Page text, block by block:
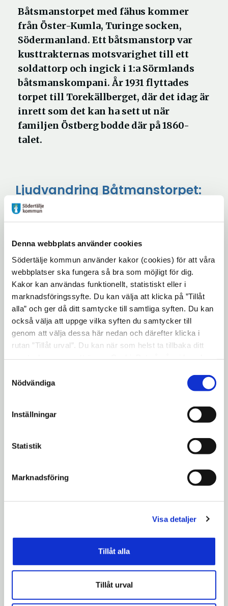
Denna webbplats använder cookies
Södertälje kommun använder kakor (cookies) för att våra
webbplatser ska fungera så bra som möjligt för dig.
Kakor kan användas funktionellt, statistiskt eller i
marknadsföringssyfte. Du kan välja att klicka på ”Tillåt
alla” och ger då ditt samtycke till samtliga syften. Du kan
också välja att uppge vilka syften du samtycker till
genom att välja dessa här nedan och därefter klicka i
rutan ”Tillåt urval”. Du kan när som helst ta tillbaka ditt
"Visa detaljer" kan du läsa om hur kakorna används och
hur vi och våra leverantörer inhämtar och behandlar
Nödvändiga
Inställningar
Statistik
Marknadsföring
Visa detaljer
Tillåt alla
Tillåt urval
Båtsmanstorpet med fähus kommer
från Öster-Kumla, Turinge socken,
Södermanland. Ett båtsmanstorp var
kusttrakternas motsvarighet till ett
soldattorp och ingick i 1:a Sörmlands
båtsmanskompani. År 1931 flyttades
torpet till Torekällberget, där det idag är
inrett som det kan ha sett ut när
familjen Östberg bodde där på 1860-
talet.
Ljudvandring Båtmanstorpet:
utanför
fönster
Ljudvandring Båtmanstorpet:
inne i husetÖppna
nytt
fönster
markering där båtsmanstorp nr 132 stod
innan huset flyttades till Torekällberget.
expand_more
Om båtmanstorp och indelningsverket